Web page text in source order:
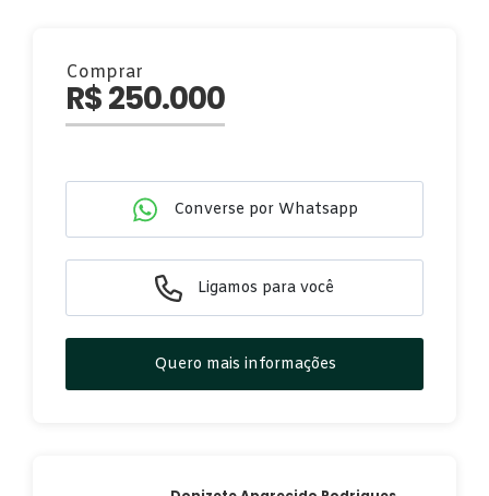
Comprar
R$ 250.000
Converse por Whatsapp
Ligamos para você
Quero mais informações